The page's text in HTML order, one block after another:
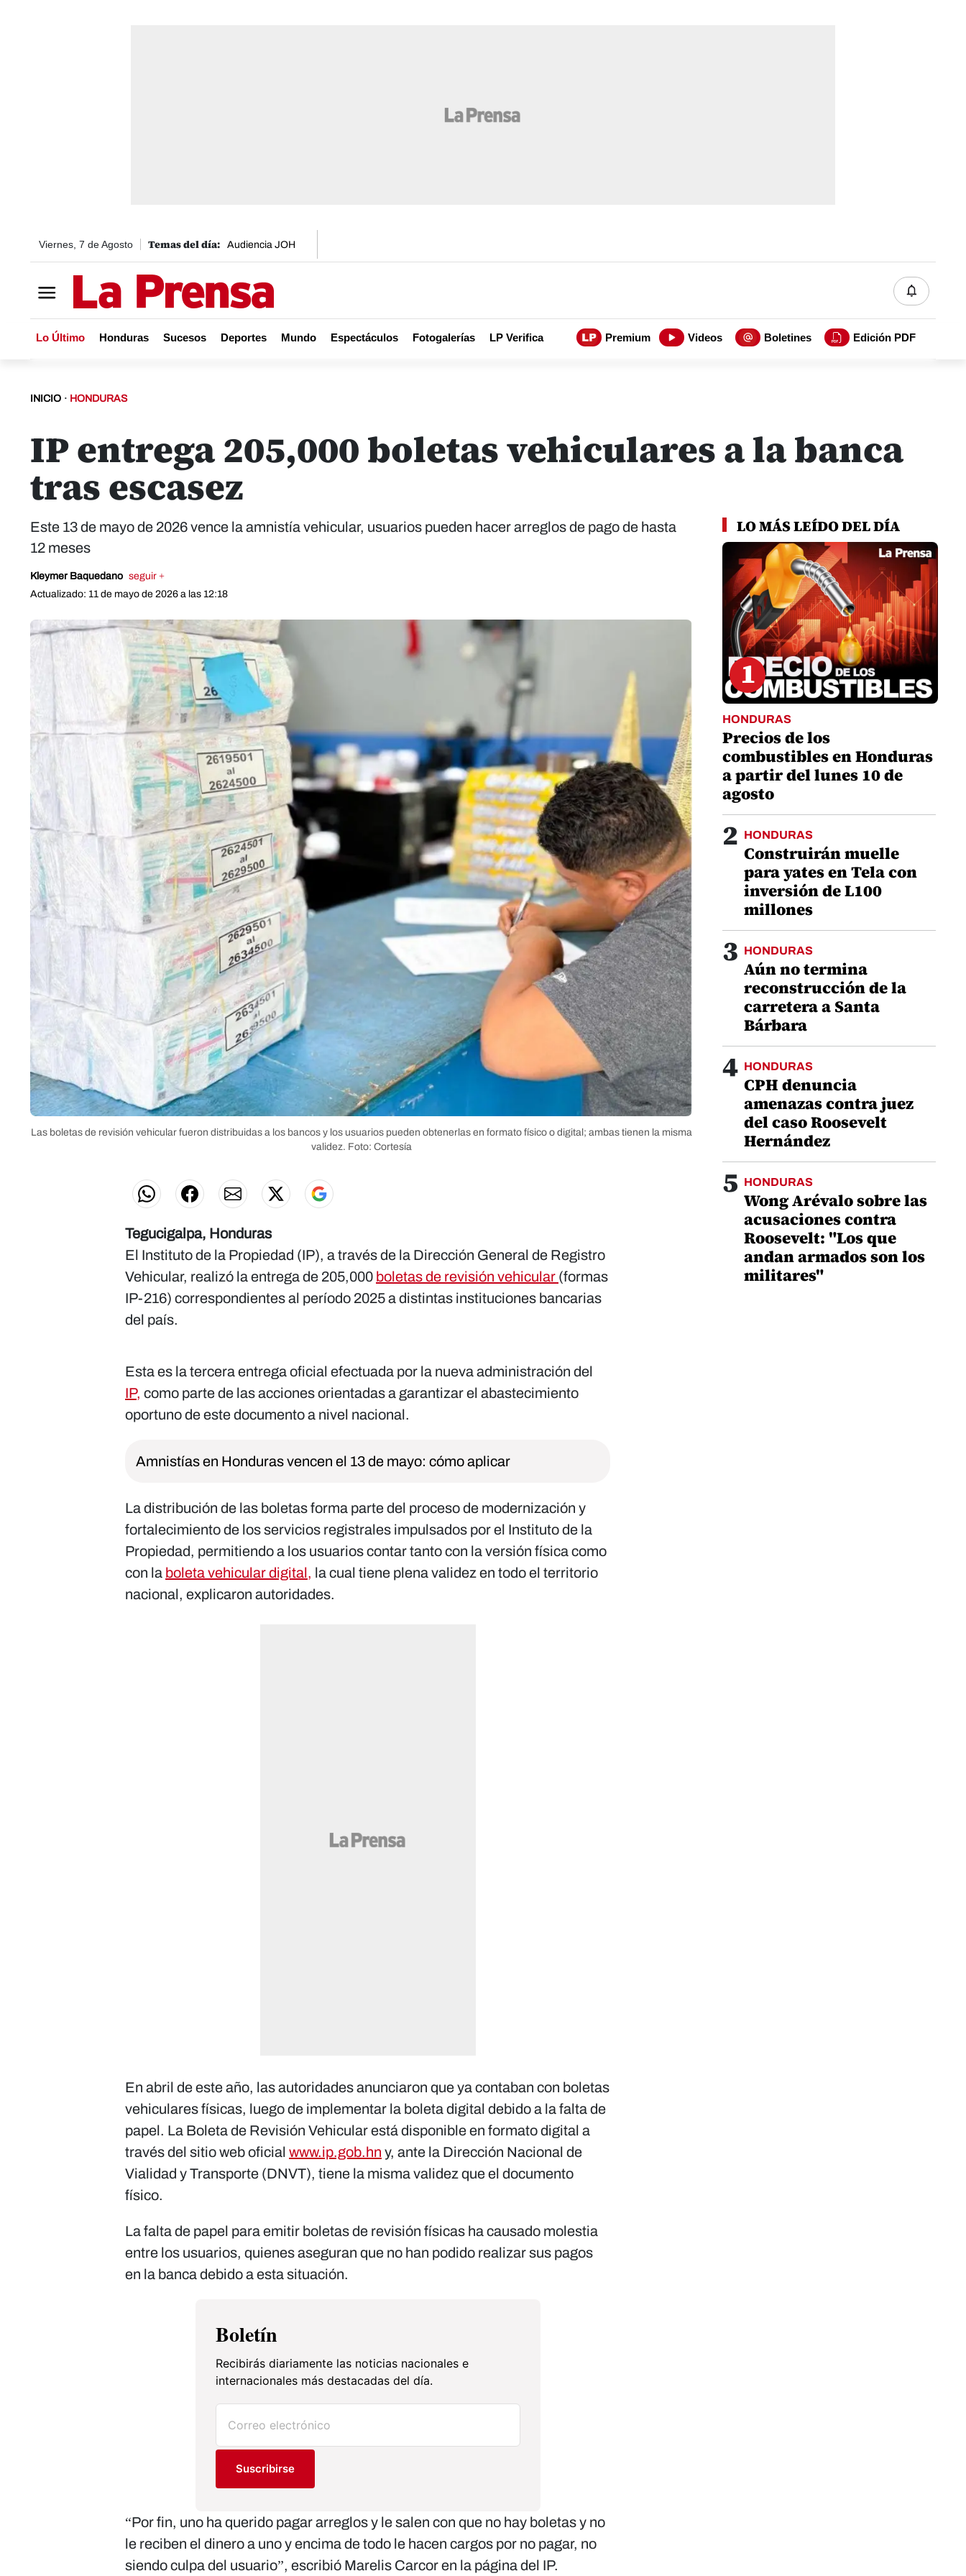
Viernes, 7 de Agosto Audiencia JOH
Lo Último Honduras Sucesos Deportes Mundo Espectáculos Fotogalerías LP Verifica Premium Videos Boletines Edición PDF
INICIO · HONDURAS
IP entrega 205,000 boletas vehiculares a la banca
tras escasez
Este 13 de mayo de 2026 vence la amnistía vehicular, usuarios pueden hacer arreglos de pago de hasta
12 meses
Kleymer Baquedano seguir +
Actualizado: 11 de mayo de 2026 a las 12:18
Las boletas de revisión vehicular fueron distribuidas a los bancos y los usuarios pueden obtenerlas en formato físico o digital; ambas tienen la misma
validez. Foto: Cortesía
Tegucigalpa, Honduras
El Instituto de la Propiedad (IP), a través de la Dirección General de Registro
Vehicular, realizó la entrega de 205,000 boletas de revisión vehicular (formas
IP-216) correspondientes al período 2025 a distintas instituciones bancarias
del país.
Esta es la tercera entrega oficial efectuada por la nueva administración del
IP, como parte de las acciones orientadas a garantizar el abastecimiento
oportuno de este documento a nivel nacional.
Amnistías en Honduras vencen el 13 de mayo: cómo aplicar
La distribución de las boletas forma parte del proceso de modernización y
fortalecimiento de los servicios registrales impulsados por el Instituto de la
Propiedad, permitiendo a los usuarios contar tanto con la versión física como
con la boleta vehicular digital, la cual tiene plena validez en todo el territorio
nacional, explicaron autoridades.
En abril de este año, las autoridades anunciaron que ya contaban con boletas
vehiculares físicas, luego de implementar la boleta digital debido a la falta de
papel. La Boleta de Revisión Vehicular está disponible en formato digital a
través del sitio web oficial www.ip.gob.hn y, ante la Dirección Nacional de
Vialidad y Transporte (DNVT), tiene la misma validez que el documento
físico.
La falta de papel para emitir boletas de revisión físicas ha causado molestia
entre los usuarios, quienes aseguran que no han podido realizar sus pagos
en la banca debido a esta situación.
Boletín
Recibirás diariamente las noticias nacionales e
internacionales más destacadas del día.
Suscribirse
“Por fin, uno ha querido pagar arreglos y le salen con que no hay boletas y no
le reciben el dinero a uno y encima de todo le hacen cargos por no pagar, no
siendo culpa del usuario”, escribió Marelis Carcor en la página del IP.
LO MÁS LEÍDO DEL DÍA
1
HONDURAS
Precios de los
combustibles en Honduras
a partir del lunes 10 de
agosto
2 HONDURAS
Construirán muelle
para yates en Tela con
inversión de L100
millones
3 HONDURAS
Aún no termina
reconstrucción de la
carretera a Santa
Bárbara
4 HONDURAS
CPH denuncia
amenazas contra juez
del caso Roosevelt
Hernández
5 HONDURAS
Wong Arévalo sobre las
acusaciones contra
Roosevelt: "Los que
andan armados son los
militares"